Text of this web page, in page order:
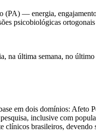
(PA) — energia,
psicobiológicas
na última semana, no
em dois domínios:
inclusive com
clínicos brasileiros,